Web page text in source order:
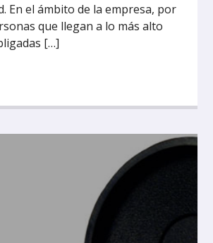
En el ámbito de la empresa, por
que llegan a lo más alto
[…]